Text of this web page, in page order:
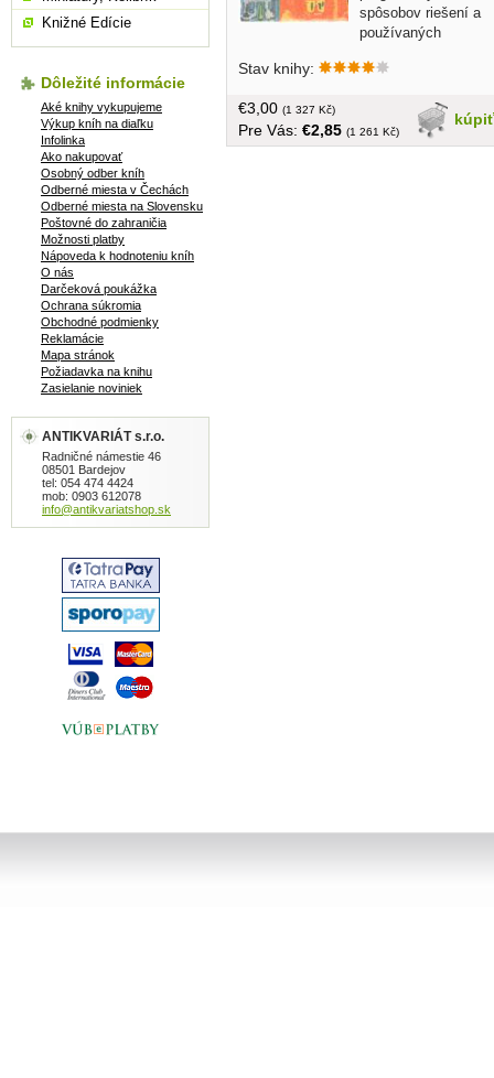
spôsobov riešení a
používaných
spotreba energie (odstránenie vodného
šetrenie, čo môžeme urobiť sami, ako
ušetriť na radiátoroch, obmedzenie
tepelných strát domu, vykurovaie
Stav knihy:
kúpiť
€3,00 (1 327 Kč)
Pre Vás: €2,85 (1 261 Kč)
Knižné Edície
Dôležité informácie
Aké knihy vykupujeme
Výkup kníh na diaľku
Infolinka
Ako nakupovať
Osobný odber kníh
Odberné miesta v Čechách
Odberné miesta na Slovensku
Poštovné do zahraničia
Možnosti platby
Nápoveda k hodnoteniu kníh
O nás
Darčeková poukážka
Ochrana súkromia
Obchodné podmienky
Reklamácie
Mapa stránok
Požiadavka na knihu
Zasielanie noviniek
ANTIKVARIÁT s.r.o.
Radničné námestie 46
08501 Bardejov
tel: 054 474 4424
mob: 0903 612078
info@antikvariatshop.sk